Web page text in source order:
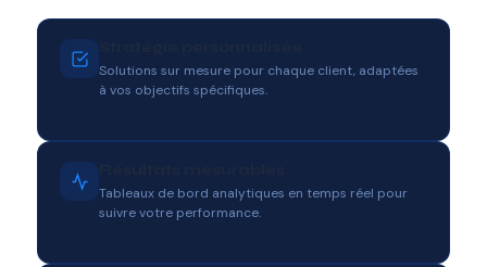
Solutions sur mesure pour chaque client, adaptées
à vos objectifs spécifiques.
Tableaux de bord analytiques en temps réel pour
suivre votre performance.